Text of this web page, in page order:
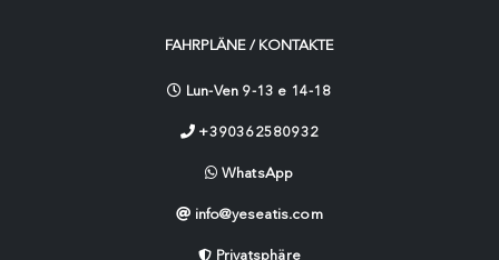
FAHRPLÄNE / KONTAKTE
Lun-Ven 9-13 e 14-18
+390362580932
WhatsApp
info@yeseatis.com
Privatsphäre